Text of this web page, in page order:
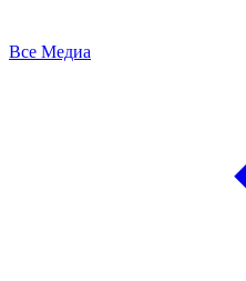
Все Медиа